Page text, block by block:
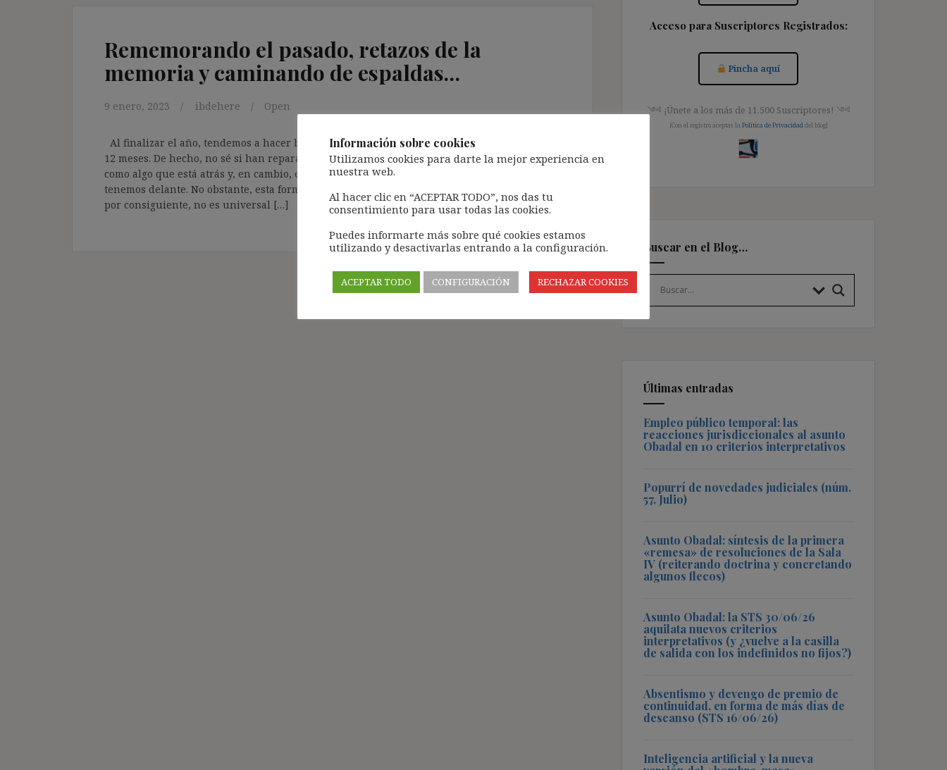
Rememorando el pasado, retazos de la
memoria y caminando de espaldas…
9 enero, 2023 ibdehere Open
Al finalizar el año, tendemos a hacer balance y rememoramos lo acontecido en los últimos
12 meses. De hecho, no sé si han reparado que, al recordar, tendemos a pensar en el pasado
como algo que está atrás y, en cambio, el futuro, nos aparece como una dimensión que
tenemos delante. No obstante, esta forma de pensar es un constructo de origen cultural y,
por consiguiente, no es universal […]
Acceso para Suscriptores Registrados:
Pincha aquí
༺ ¡Únete a los más de 11.500 Suscriptores! ༺
[Con el registro aceptas la Política de Privacidad del blog]
Buscar en el Blog…
Últimas entradas
Empleo público temporal: las
reacciones jurisdiccionales al asunto
Obadal en 10 criterios interpretativos
Popurrí de novedades judiciales (núm.
57, Julio)
Asunto Obadal: síntesis de la primera
«remesa» de resoluciones de la Sala
IV (reiterando doctrina y concretando
algunos flecos)
Asunto Obadal: la STS 30/06/26
aquilata nuevos criterios
interpretativos (y ¿vuelve a la casilla
de salida con los indefinidos no fijos?)
Absentismo y devengo de premio de
continuidad, en forma de más días de
descanso (STS 16/06/26)
Inteligencia artificial y la nueva
Información sobre cookies
Utilizamos cookies para darte la mejor experiencia en
nuestra web.
Al hacer clic en “ACEPTAR TODO”, nos das tu
consentimiento para usar todas las cookies.
Puedes informarte más sobre qué cookies estamos
utilizando y desactivarlas entrando a la configuración.
ACEPTAR TODO CONFIGURACIÓN RECHAZAR COOKIES